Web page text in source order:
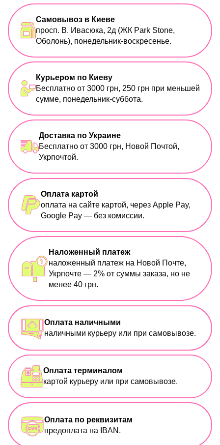
Самовывоз в Киеве
просп. В. Ивасюка, 2д (ЖК Park Stone,
Оболонь), понедельник-воскресенье.
Курьером по Киеву
Бесплатно от 3000 грн, 250 грн при меньшей
сумме, понедельник-суббота.
Доставка по Украине
Бесплатно от 3000 грн, Новой Почтой,
Укрпочтой.
Оплата картой
оплата на сайте картой, через Apple Pay,
Google Pay — без комиссии.
Наложенный платеж
наложенный платеж на Новой Почте,
Укрпочте — 2% от суммы заказа, но не
менее 40 грн.
Оплата наличными
наличными курьеру или при самовывозе.
Оплата терминалом
картой курьеру или при самовывозе.
Оплата по реквизитам
предоплата на IBAN.